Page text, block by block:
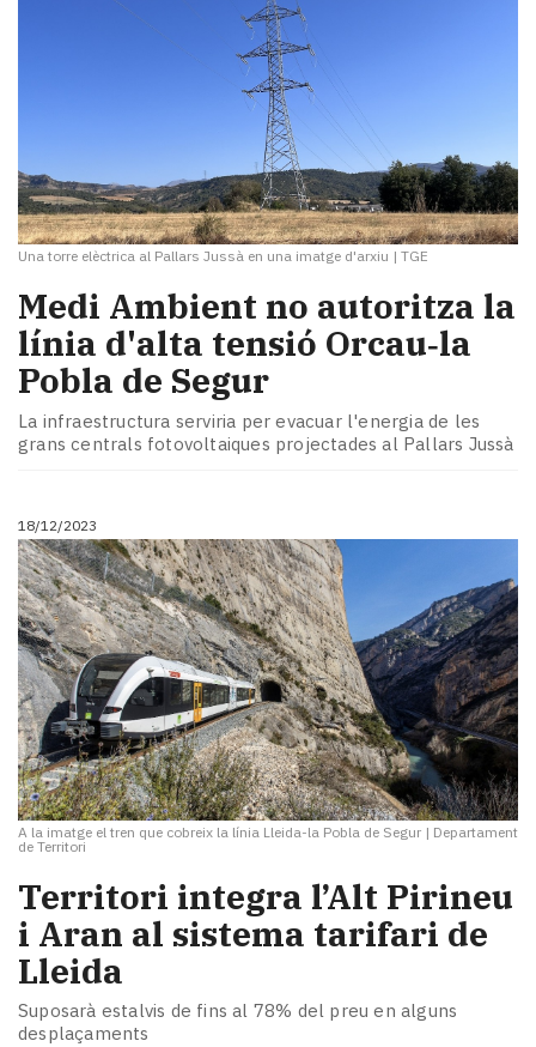
Una torre elèctrica al Pallars Jussà en una imatge d'arxiu | TGE
Medi Ambient no autoritza la
línia d'alta tensió Orcau‑la
Pobla de Segur
La infraestructura serviria per evacuar l'energia de les
grans centrals fotovoltaiques projectades al Pallars Jussà
18/12/2023
A la imatge el tren que cobreix la línia Lleida-la Pobla de Segur | Departament
de Territori
​Territori integra l’Alt Pirineu
i Aran al sistema tarifari de
Lleida
Suposarà estalvis de fins al 78% del preu en alguns
desplaçaments